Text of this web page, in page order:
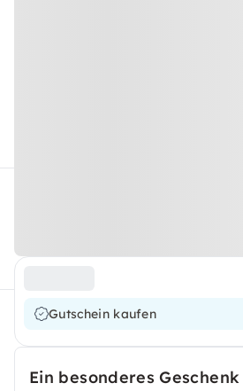
Gutschein kaufen
Ein besonderes